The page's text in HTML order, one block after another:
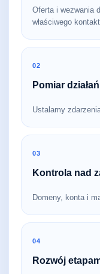
Oferta i wezwania
właściwego
02
Pomiar działań
Ustalamy
03
Kontrola nad
Domeny, konta i
04
Rozwój